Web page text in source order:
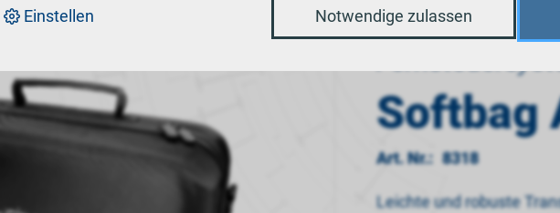
Softbag
Art. Nr.: 8318
Leichte und robuste
Einstellen Notwendige zulassen